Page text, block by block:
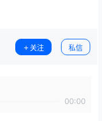
关注 私信
00:00